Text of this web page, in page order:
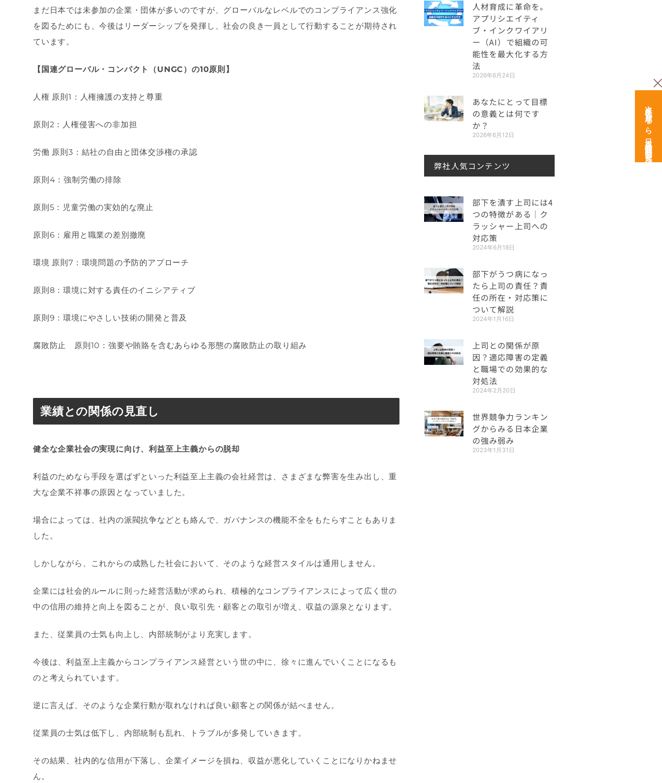
まだ日本では未参加の企業・団体が多いのですが、グローバルなレベルでのコンプライアンス強化
を図るためにも、今後はリーダーシップを発揮し、社会の良き一員として行動することが期待され
ています。
【国連グローバル・コンパクト（UNGC ）の10原則】
人権 原則1 ：人権擁護の支持と尊重
原則2 ：人権侵害への非加担
労働 原則3 ：結社の自由と団体交渉権の承認
原則4 ：強制労働の排除
原則5 ：児童労働の実効的な廃止
原則6 ：雇用と職業の差別撤廃
環境 原則7 ：環境問題の予防的アプローチ
原則8 ：環境に対する責任のイニシアティブ
原則9 ：環境にやさしい技術の開発と普及
腐敗防止 原則10 ：強要や賄賂を含むあらゆる形態の腐敗防止の取り組み
業績との関係の見直し
健全な企業社会の実現に向け、利益至上主義からの脱却
利益のためなら手段を選ばずといった利益至上主義の会社経営は、さまざまな弊害を生み出し、重
大な企業不祥事の原因となって いました。
場合によっては、社内の派閥抗争などとも絡んで、ガバナンスの機能不全をもたらすこともありま
した。
しかしながら、これからの成熟した社会において、そのような経営スタイルは通用しません。
企業には社会的ルールに則った経営活動が求められ、積極的なコンプライアンスによって広く世の
中の信用の維持と向上を図ることが、良い取引先・顧客との取引が増え、収益の源泉となります。
また、従業員の士気も向上し、内部統制がより充実 します。
今後は、利益至上主義からコンプライアンス経営という世の中に、徐々に進んでいくことになるも
のと考えられています。
逆に言えば、そのような企業行動が取れなければ良い顧客との関係が結べません。
従業員の士気は低下し、内部統制も乱れ、トラブルが多発していきます。
その結果、社内的な信用が下落し、企業イメージを損ね、収益が悪化していくことになりかねませ
ん。
人材育成に革命を。
アプリシエイティ
ブ・インクワイアリ
ー（AI）で組織の可
能性を最大化する方
法
2026年6月24日
あなたにとって目標
の意義とは何です
か？
2026年6月12日
弊社人気コンテンツ
部下を潰す上司には4
つの特徴がある｜ク
ラッシャー上司への
対応策
2024年6月18日
部下がうつ病になっ
たら上司の責任？責
任の所在・対応策に
ついて解説
2024年1月16日
上司との関係が原
因？適応障害の定義
と職場での効果的な
対処法
2024年2月20日
世界競争力ランキン
グからみる日本企業
の強み弱み
2023年1月31日
次世代育成なら日本経営開発研究所